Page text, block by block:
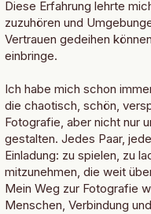
Diese Erfahrung lehrte
zuzuhören und
Vertrauen gedeihen
einbringe.
Ich habe mich schon
die chaotisch, schön,
Fotografie, aber nicht nur
gestalten. Jedes Paar,
Einladung: zu spielen, zu
mitzunehmen, die weit
Mein Weg zur Fotografie
Menschen, Verbindung